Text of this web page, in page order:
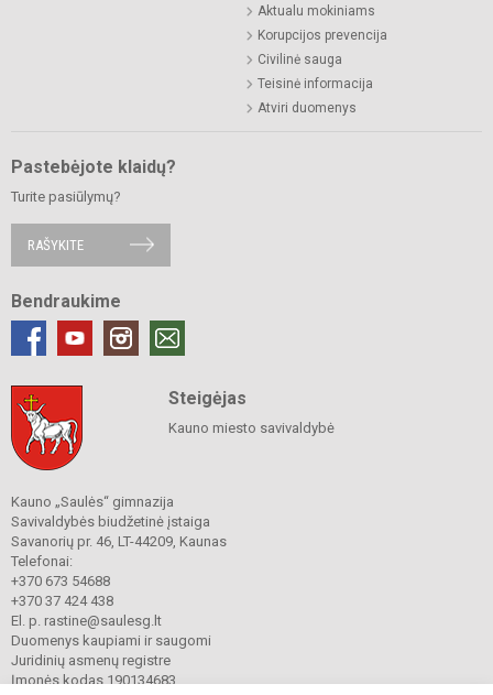
Aktualu mokiniams
Korupcijos prevencija
Civilinė sauga
Teisinė informacija
Atviri duomenys
Pastebėjote klaidų?
Turite pasiūlymų?
RAŠYKITE
Bendraukime
Steigėjas
Kauno miesto savivaldybė
Kauno „Saulės“ gimnazija
Savivaldybės biudžetinė įstaiga
Savanorių pr. 46, LT-44209, Kaunas
Telefonai:
+370 673 54688
+370 37 424 438
El. p. rastine@saulesg.lt
Duomenys kaupiami ir saugomi
Juridinių asmenų registre
Įmonės kodas 190134683